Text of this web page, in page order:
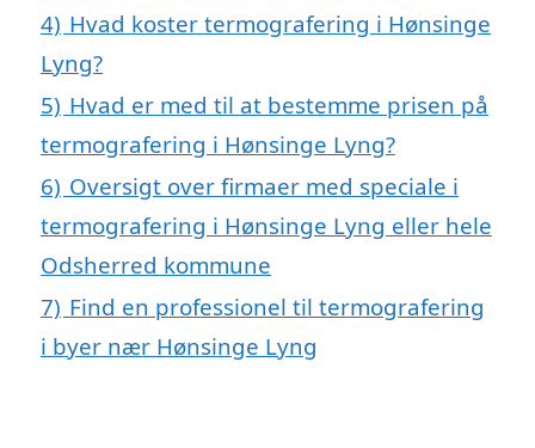
4) Hvad koster termografering i Hønsinge
Lyng?
5) Hvad er med til at bestemme prisen på
termografering i Hønsinge Lyng?
6) Oversigt over firmaer med speciale i
termografering i Hønsinge Lyng eller hele
Odsherred kommune
7) Find en professionel til termografering
i byer nær Hønsinge Lyng